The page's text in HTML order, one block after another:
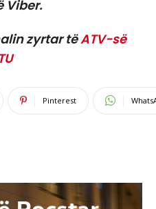
Viber.
zyrtar tëATV-së
Pinterest